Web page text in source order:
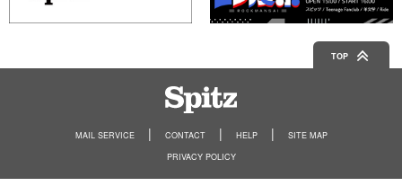
TOP
MAIL SERVICE CONTACT HELP
SITE MAP
PRIVACY POLICY